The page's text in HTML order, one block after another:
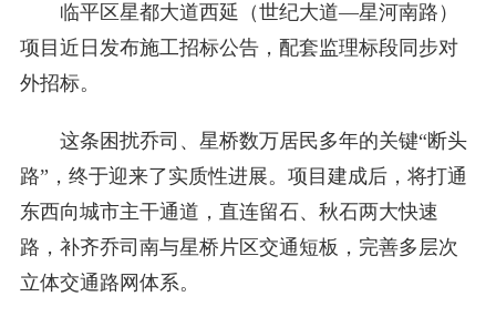
临平区星都大道西延（世纪大道—星河南路）
项目近日发布施工招标公告，配套监理标段同步对
外招标。
这条困扰乔司、星桥数万居民多年的关键“断头
路”，终于迎来了实质性进展。项目建成后，将打通
东西向城市主干通道，直连留石、秋石两大快速
路，补齐乔司南与星桥片区交通短板，完善多层次
立体交通路网体系。